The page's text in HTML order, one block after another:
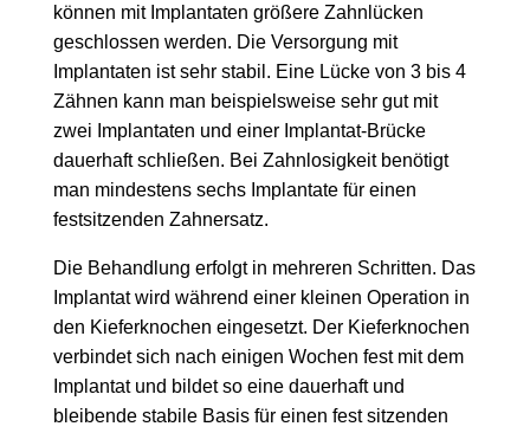
können mit Implantaten größere Zahnlücken
geschlossen werden. Die Versorgung mit
Implantaten ist sehr stabil. Eine Lücke von 3 bis 4
Zähnen kann man beispielsweise sehr gut mit
zwei Implantaten und einer Implantat-Brücke
dauerhaft schließen. Bei Zahnlosigkeit benötigt
man mindestens sechs Implantate für einen
festsitzenden Zahnersatz.
Die Behandlung erfolgt in mehreren Schritten. Das
Implantat wird während einer kleinen Operation in
den Kieferknochen eingesetzt. Der Kieferknochen
verbindet sich nach einigen Wochen fest mit dem
Implantat und bildet so eine dauerhaft und
bleibende stabile Basis für einen fest sitzenden